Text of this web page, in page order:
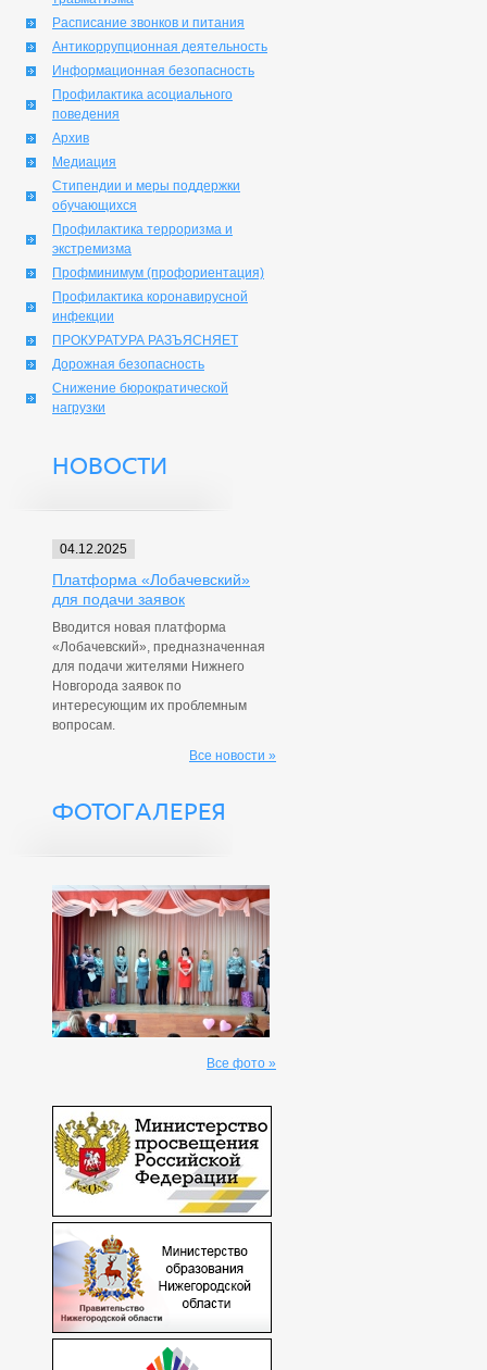
Расписание звонков и питания
Антикоррупционная деятельность
Информационная безопасность
Профилактика асоциального
поведения
Архив
Медиация
Стипендии и меры поддержки
обучающихся
Профилактика терроризма и
экстремизма
Профминимум (профориентация)
Профилактика коронавирусной
инфекции
ПРОКУРАТУРА РАЗЪЯСНЯЕТ
Дорожная безопасность
Снижение бюрократической
нагрузки
НОВОСТИ
04.12.2025
Платформа «Лобачевский»
для подачи заявок
Вводится новая платформа
«Лобачевский», предназначенная
для подачи жителями Нижнего
Новгорода заявок по
интересующим их проблемным
вопросам.
Все новости »
ФОТОГАЛЕРЕЯ
Все фото »